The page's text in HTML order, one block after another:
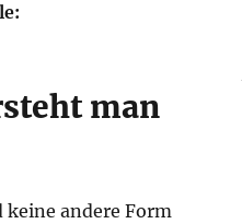
man
keine andere Form